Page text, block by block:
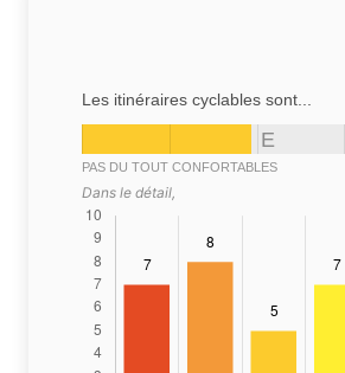
Les itinéraires cyclables sont...
E
PAS DU TOUT CONFORTABLES
Dans le détail,